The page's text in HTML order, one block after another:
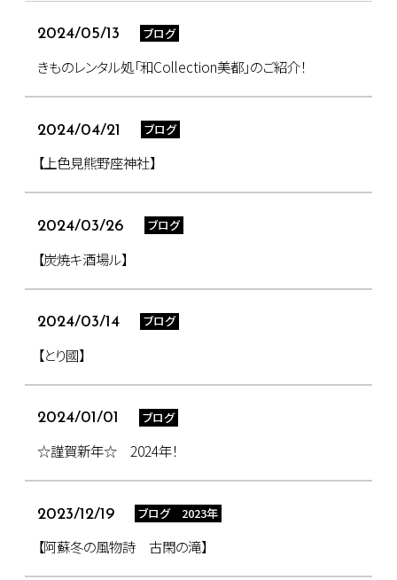
2024/05/13 ブログ
きものレンタル処「和Collection美都」のご紹介！
2024/04/21 ブログ
【上色見熊野座神社】
2024/03/26 ブログ
【炭焼キ酒場ル】
2024/03/14 ブログ
【とり國】
2024/01/01 ブログ
☆謹賀新年☆ 2024年！
2023/12/19 ブログ 2023年
【阿蘇冬の風物詩 古閑の滝】